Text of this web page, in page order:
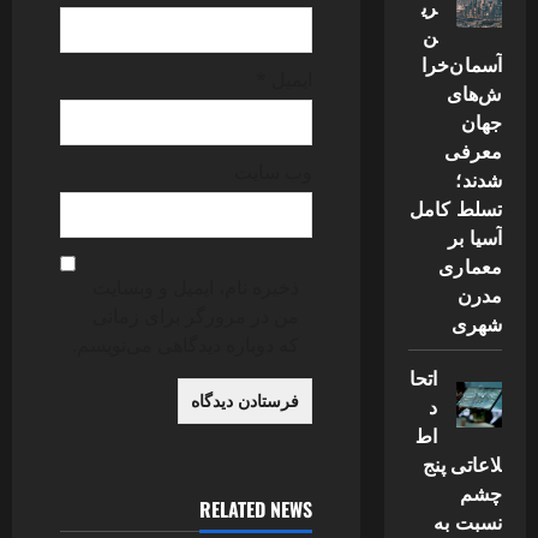
RELATED NEWS
ری
ن
آسمان‌خرا
ش‌های
جهان
معرفی
شدند؛
تسلط کامل
آسیا بر
معماری
مدرن
شهری
اتحا
د
اط
لاعاتی پنج
چشم
نسبت به